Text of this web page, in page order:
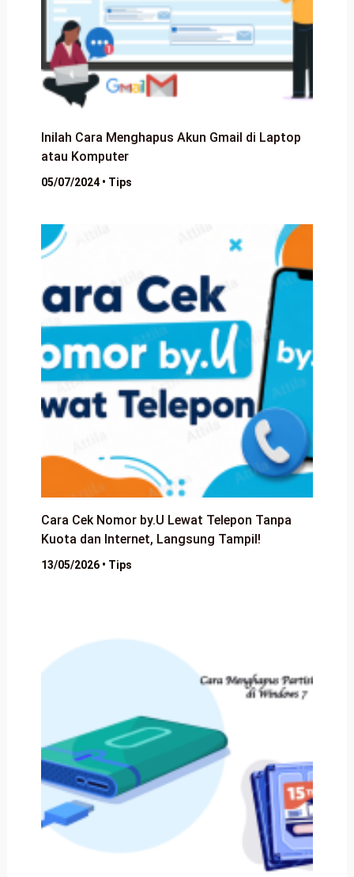
Inilah Cara Menghapus Akun Gmail di Laptop
atau Komputer
05/07/2024 • Tips
Cara Cek Nomor by.U Lewat Telepon Tanpa
Kuota dan Internet, Langsung Tampil!
13/05/2026 • Tips